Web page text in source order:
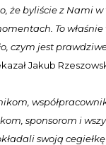
że byliście z Nami w
To
czym jest
Jakub
sponsorom i
swoją